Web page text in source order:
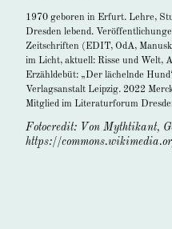
1970 geboren in Erfurt. Lehre,
Dresden lebend.
Zeitschriften (EDIT, OdA,
im Licht, aktuell: Risse und Welt,
Erzähldebüt: „Der lächelnde
Verlagsanstalt Leipzig. 2022
Mitglied im Literaturforum
Fotocredit: Von Mythtikant,
https://